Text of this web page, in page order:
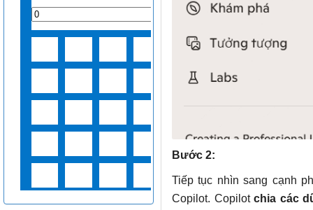
Bước 2:
Tiếp tục nhìn sang cạnh
Copilot. Copilotchia các